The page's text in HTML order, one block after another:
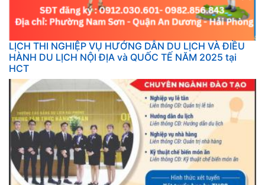
LỊCH THI NGHIỆP VỤ HƯỚNG DẪN DU LỊCH VÀ ĐIỀU
HÀNH DU LỊCH NỘI ĐỊA và QUỐC TẾ NĂM 2025 tại
HCT